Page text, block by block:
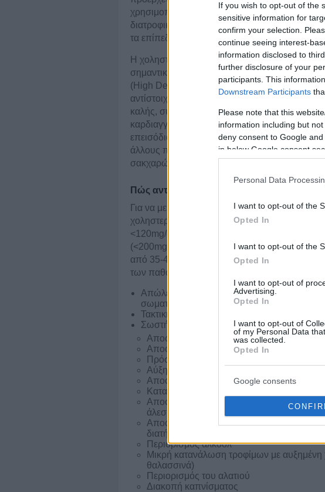
If you wish to opt-out of the
sensitive information for
confirm your selection.
continue seeing interest-
information disclosed to
further disclosure of your
participants. This
Downstream Participants
Please note that this
information including but
deny consent to Google
in below Google consent
Personal Data
I want to opt-out of the
Opted In
I want to opt-out of the
Opted In
I want to opt-out of
Advertising.
Opted In
I want to opt-out of
of my Personal Data
was collected.
Opted In
Google consents
χρησιμοποιώντας λιπίδια που προέρχονται
διατροφική πρόσληψη χοληστερόλης μέσω
τα επίπεδά της στο αίμα, όπως πιστεύαμε
Η χοληστερόλη κυκλοφορεί στο αίμα με τη
σημαντικότερες από τις οποίες είναι η LDL
(High Density Lipoprotein), γνωστές και σαν
αντίστοιχα. Οι αυξημένες τιμές ολικής και
καλής, συσχετίζονται έντονα με την
καρδιαγγειακών παθήσεων (π.χ.στεφανιαία
επεισόδια). Όταν μάλιστα οι αυξημένες τιμές
άλλους παράγοντες κινδύνου (κάπνισμα,
σακχαρώδης διαβήτης, οικογενειακό ιστορικό,
Πώς αντιμετωπίζεται η Χοληστερόλη
Για να μειώνεται ο κίνδυνος καρδιαγγειακής
χοληστερόλη να διατηρούνται κάτω από ένα
<120mg/dl, αντίστοιχα) ή ακόμα καλύτερα
(<200mg/dl και <100mg/dl), ενώ η καλή
από 35-40mg/dl για τους άντρες και 45-50mg/dl
των παθολογικών τιμών χοληστερόλης γίνεται
Απώλεια βάρους σε περίπτωσηπαχυσαρκίας
σωματικού βάρους
Τακτική σωματική άσκηση
Σωστή διατροφή:
Αποφυγή κορεσμένων λιπαρών οξέων
Αποφυγή τρανς λιπαρών οξέων
Πρόσληψη μονοακόρεστων,
Αύξηση πρόσληψης φυτικών ινών
Αποφυγή τηγανιτών
Κατανάλωση άπαχων γαλακτοκομικών
Αποφυγή επεξεργασμένων υδατανθράκων
άλεσης
Αποφυγή κατανάλωσης περισσότερων
διατήρηση του φυσιολογικού σωματικού
Περιορισμός αλκοόλ
Μικρή κατανάλωση τροφίμων με
θαλασσινά)
Περιορισμός του αλατιού
Διακοπή καπνίσματος